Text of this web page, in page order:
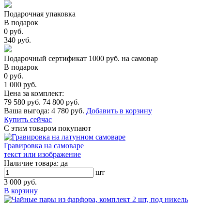
Подарочная упаковка
В подарок
0 руб.
340 руб.
Подарочный сертификат 1000 руб. на самовар
В подарок
0 руб.
1 000 руб.
Цена за комплект:
79 580 руб. 74 800 руб.
Ваша выгода: 4 780 руб. Добавить в корзину
Купить сейчас
С этим товаром покупают
Гравировка на самоваре
текст или изображение
Наличие товара: да
шт
3 000 руб.
В корзину